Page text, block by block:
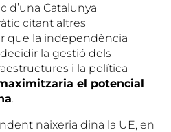
d’una Catalunya
citant altres
que la independència
la gestió dels
i la política
el potencial
.
naixeria dina la UE, en